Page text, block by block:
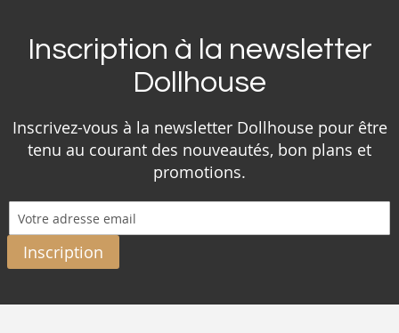
Inscription à la newsletter
Dollhouse
Inscrivez-vous à la newsletter Dollhouse pour être
tenu au courant des nouveautés, bon plans et
promotions.
Inscription